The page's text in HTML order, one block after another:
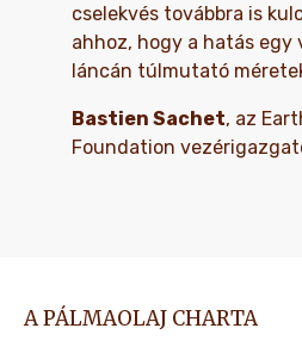
cselekvés továbbra is
ahhoz, hogy a hatás egy
láncán túlmutató
Bastien Sachet, az
Foundation
A PÁLMAOLAJ CHARTA